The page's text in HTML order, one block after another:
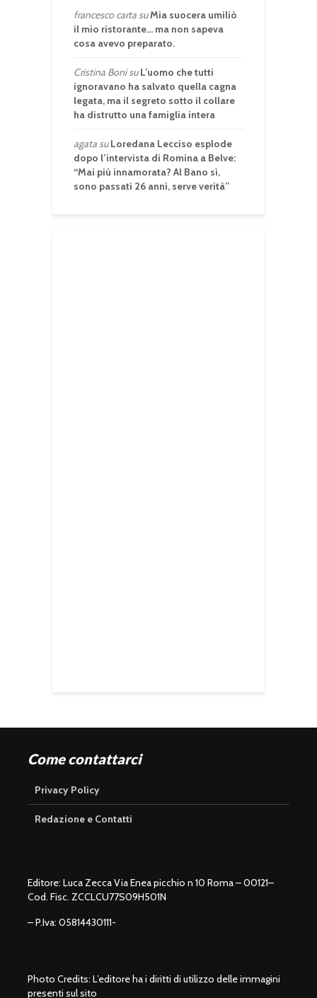
francesco cartasuMia suocera umiliò
il mio ristorante… ma non sapeva
cosa avevo preparato.
Cristina BonisuL’uomo che tutti
ignoravano ha salvato quella cagna
legata, ma il segreto sotto il collare
ha distrutto una famiglia intera
agatasuLoredana Lecciso esplode
dopo l’intervista di Romina a Belve:
“Mai più innamorata? Al Bano sì,
sono passati 26 anni, serve verità”
Come contattarci
Privacy Policy
Redazione e Contatti
Editore: Luca Zecca Via Enea picchio n 10 Roma – 00121–
Cod. Fisc. ZCCLCU77S09H501N
– P.Iva: 05814430111-
Photo Credits: L’editore ha i diritti di utilizzo delle immagini
presenti sul sito